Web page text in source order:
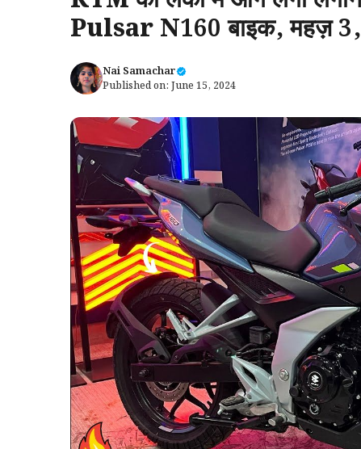
Pulsar N160 बाइक, महज़
Nai Samachar
Published on: June 15, 2024